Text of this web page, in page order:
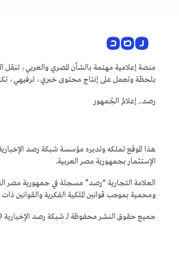
منصة إعلامية مهتمة بالشأن المصري والعربي، تنقل
بلحظة وتعمل على إنتاج محتوى خبري، ترفيهي،
رصد.. إعلامُ الجُمهور
هذا الموقع تملكه وتديره مؤسسة شبكة رصد
الإستثمار بجمهورية مصر العربية.
العلامة التجارية “رصد” مسجلة في جمهورية مصر
ومحمية بموجب قوانين الملكية الفكرية والقوانين
جميع حقوق النشر محفوظة لـ شبكة رصد الإخبارية ©